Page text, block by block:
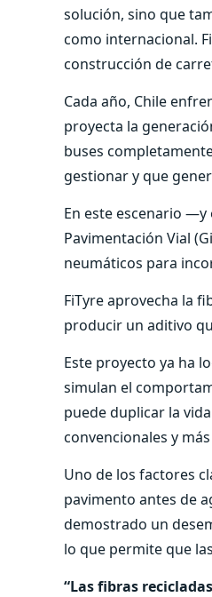
solución, sino que
como internacional.
construcción de
Cada año, Chile
proyecta la
buses
gestionar y que
En este escenario —y
Pavimentación Vial
neumáticos para
FiTyre aprovecha la
producir un aditivo
Este proyecto ya ha
simulan el
puede duplicar la
convencionales y
Uno de los factores
pavimento antes de
demostrado un
lo que permite que
“Las fibras